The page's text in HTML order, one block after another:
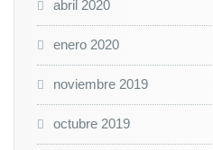
abril 2020
enero 2020
noviembre 2019
octubre 2019